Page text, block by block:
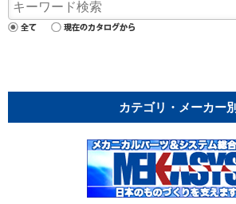
カテゴリ・メーカー別